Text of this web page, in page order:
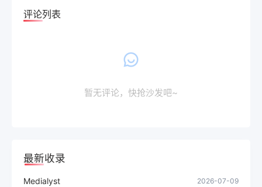
评论列表
暂无评论，快抢沙发吧~
最新收录
Medialyst 2026-07-09